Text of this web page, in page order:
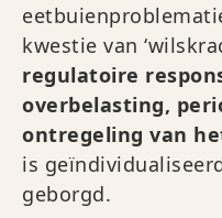
kwestie van
regulatoire
overbelasting,
ontregeling van
is
geborgd.